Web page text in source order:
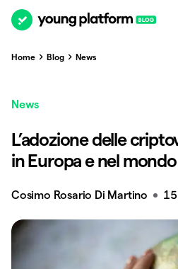
Home Blog News
News
L’adozione delle
in Europa e nel mondo
Cosimo Rosario Di Martino